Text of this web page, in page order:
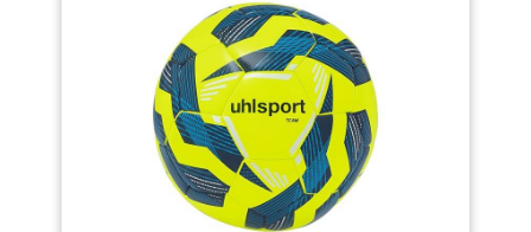
League est soigneusement
fabriqué à partir de matériaux
de qualité supérieure pour
garantir durabilité et longévité,
le tout enveloppé dans une
finition haut de gamme.
Excellente idée cadeau | Notre
ballon de football de la Ligue
des Champions est une
excellente idée de cadeau de
football pour les enfants et les
adultes ! Que ce soit comme
cadeau d'anniversaire, cadeau